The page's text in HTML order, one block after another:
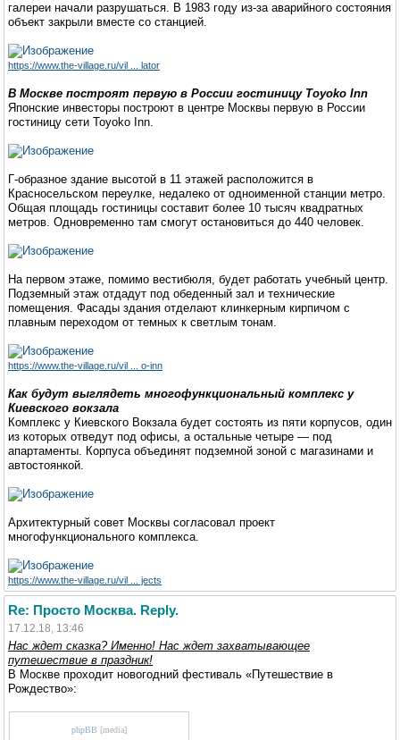
галереи начали разрушаться. В 1983 году из-за аварийного состояния
объект закрыли вместе со станцией.
https://www.the-village.ru/vil ... lator
В Москве построят первую в России гостиницу Toyoko Inn
Японские инвесторы построют в центре Москвы первую в России
гостиницу сети Toyoko Inn.
Г-образное здание высотой в 11 этажей расположится в
Красносельском переулке, недалеко от одноименной станции метро.
Общая площадь гостиницы составит более 10 тысяч квадратных
метров. Одновременно там смогут остановиться до 440 человек.
На первом этаже, помимо вестибюля, будет работать учебный центр.
Подземный этаж отдадут под обеденный зал и технические
помещения. Фасады здания отделают клинкерным кирпичом с
плавным переходом от темных к светлым тонам.
https://www.the-village.ru/vil ... o-inn
Как будут выглядеть многофункциональный комплекс у
Киевского вокзала
Комплекс у Киевского Вокзала будет состоять из пяти корпусов, один
из которых отведут под офисы, а остальные четыре — под
апартаменты. Корпуса объединят подземной зоной с магазинами и
автостоянкой.
Архитектурный совет Москвы согласовал проект
многофункционального комплекса.
https://www.the-village.ru/vil ... jects
Re: Просто Москва. Reply.
17.12.18, 13:46
Нас ждет сказка? Именно! Нас ждет захватывающее
путешествие в праздник!
В Москве проходит новогодний фестиваль «Путешествие в
Рождество»:
phpBB [media]